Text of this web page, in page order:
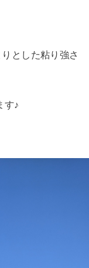
とした粘り強さ
す♪